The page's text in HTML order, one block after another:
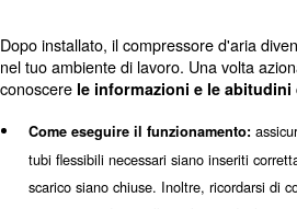
necessario conoscere le
Come funziona:assicurarsi che
siano inseriti correttamente e
Inoltre, ricordarsi di controllare
pressione sia spento quando si